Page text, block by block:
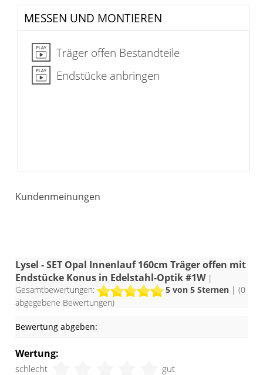
MESSEN UND MONTIEREN
Träger offen Bestandteile
Endstücke anbringen
Kundenmeinungen
Lysel - SET Opal Innenlauf 160cm Träger offen mit
Endstücke Konus in Edelstahl-Optik #1W|
Gesamtbewertungen:
5von 5 Sternen | (0
abgegebene Bewertungen)
Bewertung abgeben:
Wertung:
schlecht gut